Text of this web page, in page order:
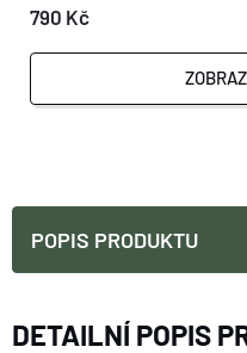
790 Kč
POPIS PRODUKTU
DETAILNÍ POPIS